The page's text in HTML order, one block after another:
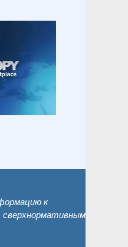
к
сверхнормативным